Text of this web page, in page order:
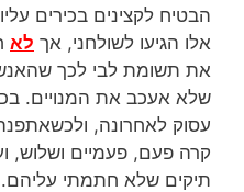
הבטיח לקצינים בכירים
אלו הגיעו לשולחני, אך לא
את תשומת לבי לכך
שלא אעכב את המנויים.
עסוק לאחרונה,
קרה פעם, פעמיים ושלוש,
תיקים שלא חתמתי עליהם.